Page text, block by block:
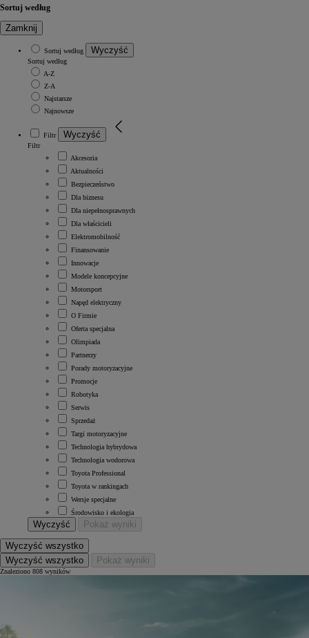
Sortuj według
Zamknij
Sortuj według Wyczyść
Sortuj według
A-Z
Z-A
Najstarsze
Najnowsze
Filtr Wyczyść
Filtr
Akcesoria
Aktualności
Bezpieczeństwo
Dla biznesu
Dla niepełnosprawnych
Dla właścicieli
Elektromobilność
Finansowanie
Innowacje
Modele koncepcyjne
Motorsport
Napęd elektryczny
O Firmie
Oferta specjalna
Olimpiada
Partnerzy
Porady motoryzacyjne
Promocje
Robotyka
Serwis
Sprzedaż
Targi motoryzacyjne
Technologia hybrydowa
Technologia wodorowa
Toyota Professional
Toyota w rankingach
Wersje specjalne
Środowisko i ekologia
Wyczyść Pokaż wyniki
Wyczyść wszystko
Wyczyść wszystko
Pokaż wyniki
Znaleziono 808 wyników